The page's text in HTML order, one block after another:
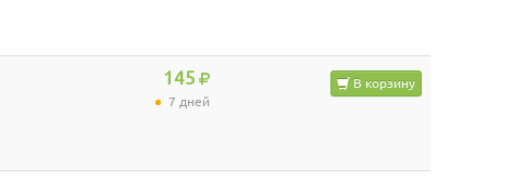
145
7 дней
В корзину